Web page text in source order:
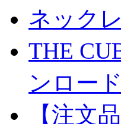
ネック
THE
ンロード
【注文